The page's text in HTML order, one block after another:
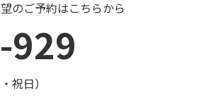
のご予約はこちらから
929
祝日）